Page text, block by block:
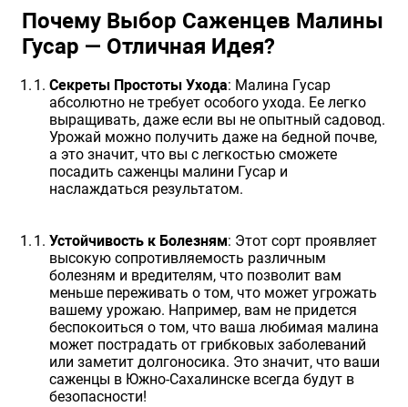
Почему Выбор Саженцев Малины
Гусар — Отличная Идея?
Секреты Простоты Ухода: Малина Гусар
абсолютно не требует особого ухода. Ее легко
выращивать, даже если вы не опытный садовод.
Урожай можно получить даже на бедной почве,
а это значит, что вы с легкостью сможете
посадить саженцы малини Гусар и
наслаждаться результатом.
Устойчивость к Болезням: Этот сорт проявляет
высокую сопротивляемость различным
болезням и вредителям, что позволит вам
меньше переживать о том, что может угрожать
вашему урожаю. Например, вам не придется
беспокоиться о том, что ваша любимая малина
может пострадать от грибковых заболеваний
или заметит долгоносика. Это значит, что ваши
саженцы в Южно-Сахалинске всегда будут в
безопасности!